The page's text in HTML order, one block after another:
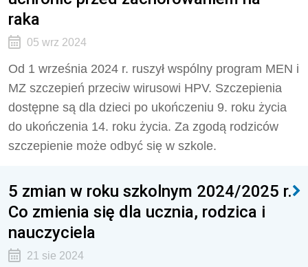
raka
05 wrz 2024
Od 1 września 2024 r. ruszył wspólny program MEN i
MZ szczepień przeciw wirusowi HPV. Szczepienia
dostępne są dla dzieci po ukończeniu 9. roku życia
do ukończenia 14. roku życia. Za zgodą rodziców
szczepienie może odbyć się w szkole.
5 zmian w roku szkolnym 2024/2025 r.
Co zmienia się dla ucznia, rodzica i
nauczyciela
21 sie 2024